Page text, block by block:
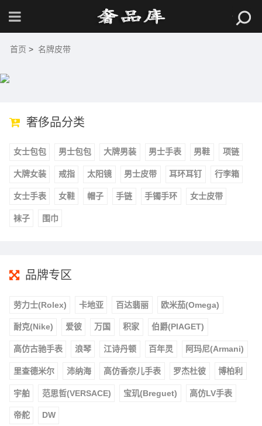
首页 > 名牌皮带
奢侈品分类
女士包包 男士包包 大牌男装 男士手表 男鞋 项链
大牌女装 戒指 太阳镜 男士皮带 耳环耳钉 行李箱
女士手表 女鞋 帽子 手链 手镯手环 女士皮带
袜子 围巾
品牌专区
劳力士(Rolex) 卡地亚 百达翡丽 欧米茄(Omega)
耐克(Nike) 爱彼 万国 积家 伯爵(PIAGET)
高仿古驰手表 浪琴 江诗丹顿 百年灵 阿玛尼(Armani)
里查德米尔 沛纳海 高仿香奈儿手表 罗杰杜彼 博柏利
宇舶 范思哲(VERSACE) 宝玑(Breguet) 高仿LV手表
帝舵 DW